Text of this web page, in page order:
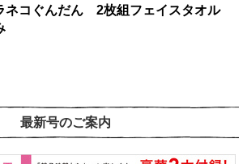
ネコぐんだん 2枚組フェイスタオル
最新号のご案内